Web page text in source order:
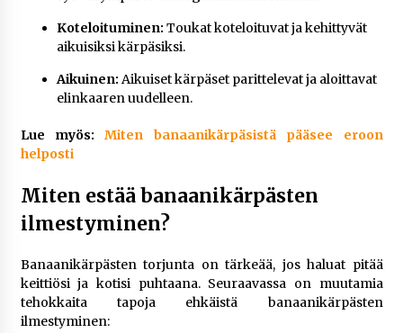
Koteloituminen: Toukat koteloituvat ja kehittyvät
aikuisiksi kärpäsiksi.
Aikuinen: Aikuiset kärpäset parittelevat ja aloittavat
elinkaaren uudelleen.
Lue myös:Miten banaanikärpäsistä pääsee eroon
helposti
Miten estää banaanikärpästen
ilmestyminen?
Banaanikärpästen torjunta on tärkeää, jos haluat pitää
keittiösi ja kotisi puhtaana. Seuraavassa on muutamia
tehokkaita tapoja ehkäistä banaanikärpästen
ilmestyminen: